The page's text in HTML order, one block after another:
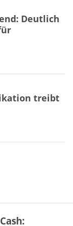
Deutlich
treibt
Mieter